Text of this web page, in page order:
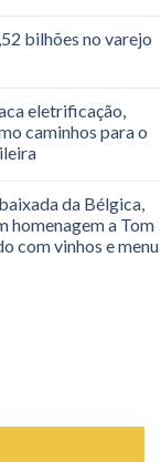
bilhões no varejo
eletrificação,
caminhos para o
da Bélgica,
homenagem a Tom
com vinhos e menu